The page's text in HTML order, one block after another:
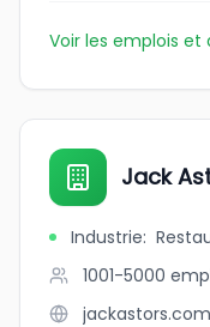
Voir les emplois et
Jack
Industrie:
1001-5000
jackastors.com